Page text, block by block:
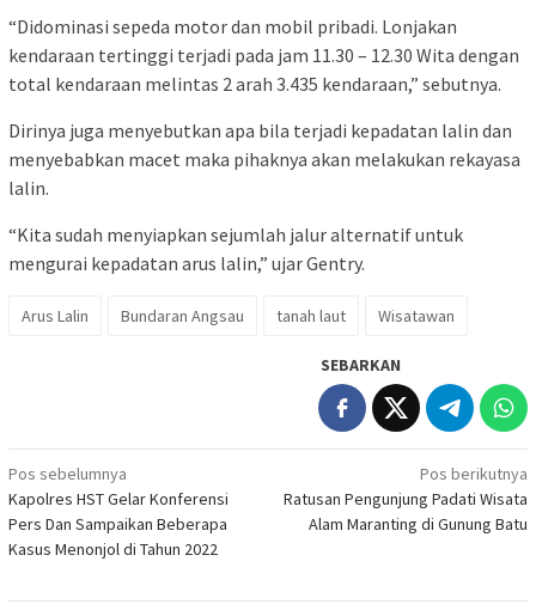
“Didominasi sepeda motor dan mobil pribadi. Lonjakan
kendaraan tertinggi terjadi pada jam 11.30 – 12.30 Wita dengan
total kendaraan melintas 2 arah 3.435 kendaraan,” sebutnya.
Dirinya juga menyebutkan apa bila terjadi kepadatan lalin dan
menyebabkan macet maka pihaknya akan melakukan rekayasa
lalin.
“Kita sudah menyiapkan sejumlah jalur alternatif untuk
mengurai kepadatan arus lalin,” ujar Gentry.
Arus Lalin Bundaran Angsau tanah laut Wisatawan
SEBARKAN
Navigasi
pos
Pos sebelumnya
Kapolres HST Gelar Konferensi
Pers Dan Sampaikan Beberapa
Kasus Menonjol di Tahun 2022
Pos berikutnya
Ratusan Pengunjung Padati Wisata
Alam Maranting di Gunung Batu